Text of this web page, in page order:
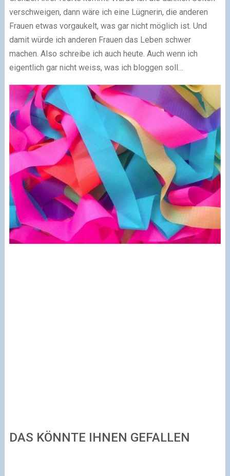
verschweigen, dann wäre ich eine Lügnerin, die anderen
Frauen etwas vorgaukelt, was gar nicht möglich ist. Und
damit würde ich anderen Frauen das Leben schwer
machen. Also schreibe ich auch heute. Auch wenn ich
eigentlich gar nicht weiss, was ich bloggen soll…
DAS KÖNNTE IHNEN GEFALLEN